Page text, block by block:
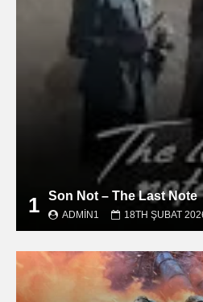
1 Son Not – The Last Note
ADMIN1 18TH ŞUBAT